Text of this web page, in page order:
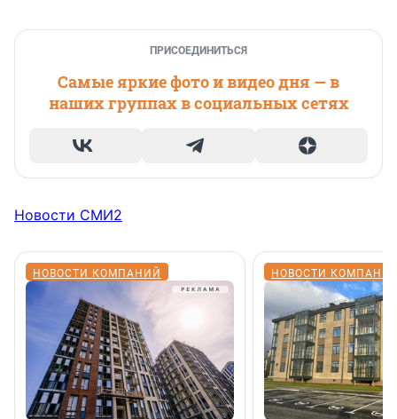
ПРИСОЕДИНИТЬСЯ
Самые яркие фото и видео дня — в
наших группах в социальных сетях
Новости СМИ2
НОВОСТИ КОМПАНИЙ НОВОСТИ